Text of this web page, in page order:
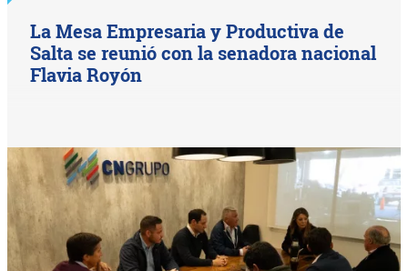
La Mesa Empresaria y Productiva de
Salta se reunió con la senadora nacional
Flavia Royón